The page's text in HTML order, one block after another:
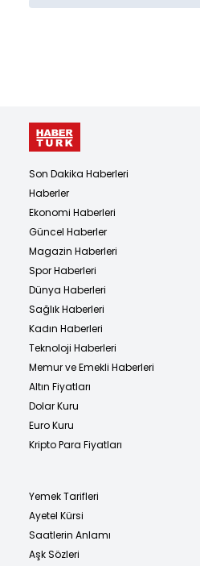
Son Dakika Haberleri
Haberler
Ekonomi Haberleri
Güncel Haberler
Magazin Haberleri
Spor Haberleri
Dünya Haberleri
Sağlık Haberleri
Kadın Haberleri
Teknoloji Haberleri
Memur ve Emekli Haberleri
Altın Fiyatları
Dolar Kuru
Euro Kuru
Kripto Para Fiyatları
Yemek Tarifleri
Ayetel Kürsi
Saatlerin Anlamı
Aşk Sözleri